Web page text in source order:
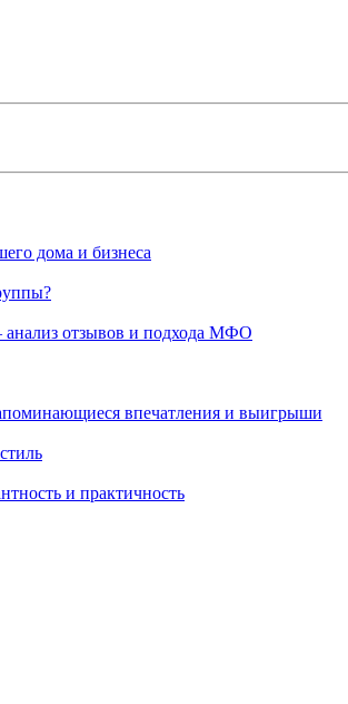
дома и бизнеса
анализ отзывов и подхода МФО
впечатления и выигрыши
и практичность